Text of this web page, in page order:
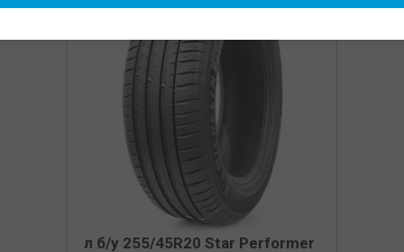
л б/у 255/45R20 Star Performer